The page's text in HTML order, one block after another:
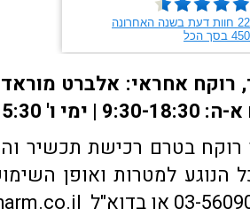
בטרם רכישת תכשיר
למטרות ואופן